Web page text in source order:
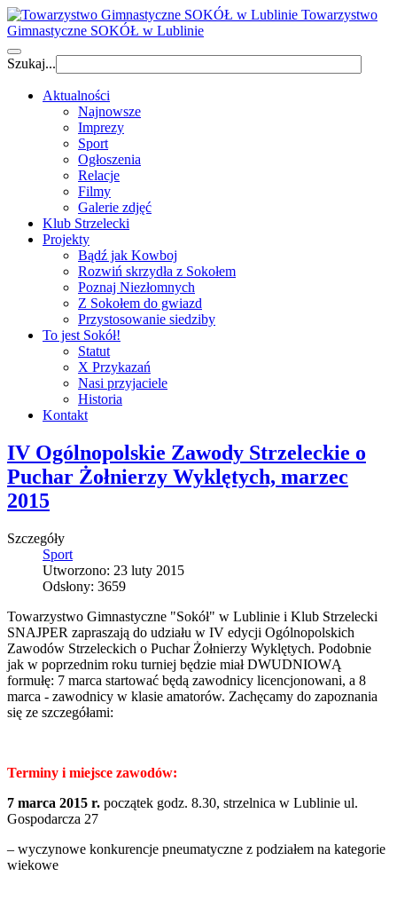
Towarzystwo
Gimnastyczne SOKÓŁ w Lublinie
Szukaj...
Aktualności
Najnowsze
Imprezy
Sport
Ogłoszenia
Relacje
Filmy
Galerie zdjęć
Klub Strzelecki
Projekty
Bądź jak Kowboj
Rozwiń skrzydła z Sokołem
Poznaj Niezłomnych
Z Sokołem do gwiazd
Przystosowanie siedziby
To jest Sokół!
Statut
X Przykazań
Nasi przyjaciele
Historia
Kontakt
IV Ogólnopolskie Zawody Strzeleckie o
Puchar Żołnierzy Wyklętych, marzec
2015
Szczegóły
Sport
Utworzono: 23 luty 2015
Odsłony: 3659
Towarzystwo Gimnastyczne "Sokół" w Lublinie i Klub Strzelecki
SNAJPER zapraszają do udziału w IV edycji Ogólnopolskich
Zawodów Strzeleckich o Puchar Żołnierzy Wyklętych. Podobnie
jak w poprzednim roku turniej będzie miał DWUDNIOWĄ
formułę: 7 marca startować będą zawodnicy licencjonowani, a 8
marca - zawodnicy w klasie amatorów. Zachęcamy do zapoznania
się ze szczegółami:
Terminy i miejsce zawodów:
7 marca 2015 r. początek godz. 8.30, strzelnica w Lublinie ul.
Gospodarcza 27
– wyczynowe konkurencje pneumatyczne z podziałem na kategorie
wiekowe